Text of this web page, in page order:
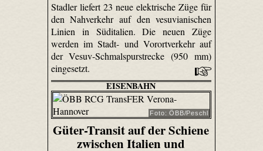
Stadler liefert 23 neue elektrische Züge für
den Nahverkehr auf den vesuvianischen
Linien in Süditalien. Die neuen Züge
werden im Stadt- und Vorortverkehr auf
der Vesuv-Schmalspurstrecke (950 mm)
eingesetzt.
EISENBAHN
Foto: ÖBB/Peschl
Güter-Transit auf der Schiene
zwischen Italien und